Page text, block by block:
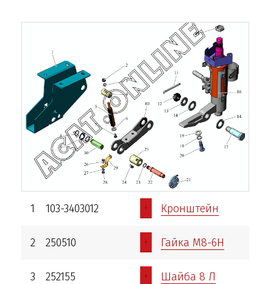
1 103-3403012 + Кронштейн
2 250510 + Гайка М8-6Н
3 252155 + Шайба 8 Л